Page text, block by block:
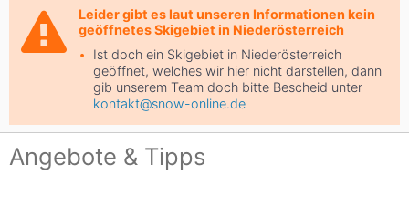
Leider gibt es laut unseren Informationen kein
geöffnetes Skigebiet in Niederösterreich
Ist doch ein Skigebiet in Niederösterreich
geöffnet, welches wir hier nicht darstellen, dann
gib unserem Team doch bitte Bescheid unter
kontakt@snow-online.de
Angebote & Tipps